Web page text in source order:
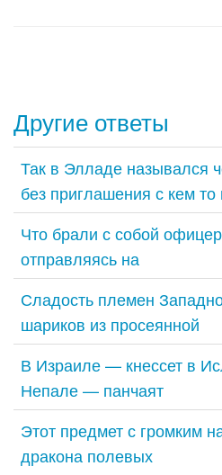
Другие ответы
Так в Элладе назывался
без приглашения с кем то
Что брали с собой
отправляясь на
Сладость племен
шариков из просеянной
В Израиле — кнессет в
Непале — панчаят
Этот предмет с громким
дракона полевых